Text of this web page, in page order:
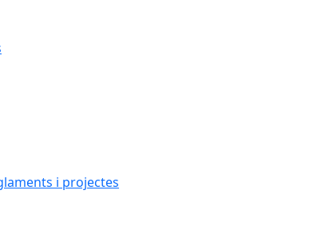
i projectes